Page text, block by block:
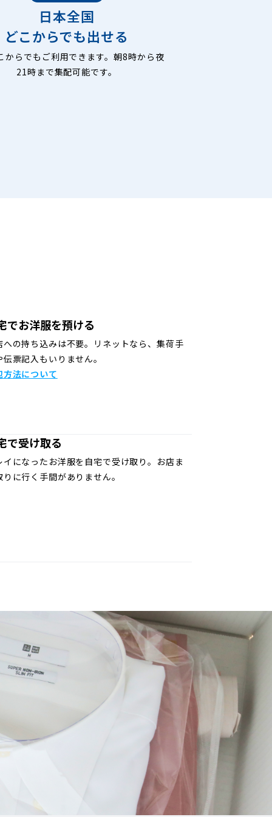
日本全国
どこからでも出せる
からでもご利用できます。朝8時から夜
21時まで集配可能です。
でお洋服を預ける
への持ち込みは不要。リネットなら、集荷手
伝票記入もいりません。
方法について
で受け取る
イになったお洋服を自宅で受け取り。お店ま
りに行く手間がありません。